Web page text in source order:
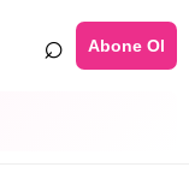
⌕ Abone Ol